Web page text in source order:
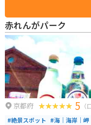
能。階段またはエレベーター
暮れ時の景色も格別です。 館内では「艦これ」コラボ企画も実施されてお
り、カフェ（10時オープン）
めます。舞鶴観光の際にはぜ
赤れんがパーク
京都府 5 （
#絶景スポット #海｜海岸｜岬